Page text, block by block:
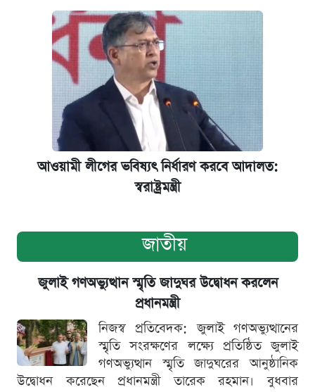
আওয়ামী লীগের ভবিষ্যৎ নির্ধারণ করবে আদালত:
স্বরাষ্ট্রমন্ত্রী
জাতীয়
জুলাই গণঅভ্যুত্থান স্মৃতি জাদুঘর উদ্বোধন করলেন
প্রধানমন্ত্রী
নিজস্ব প্রতিবেদক: জুলাই গণঅভ্যুত্থানের
স্মৃতি সংরক্ষণের লক্ষ্যে প্রতিষ্ঠিত জুলাই
গণঅভ্যুত্থান স্মৃতি জাদুঘরের আনুষ্ঠানিক
উদ্বোধন করেছেন প্রধানমন্ত্রী তারেক রহমান। বুধবার